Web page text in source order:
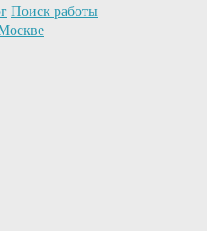
Поиск работы